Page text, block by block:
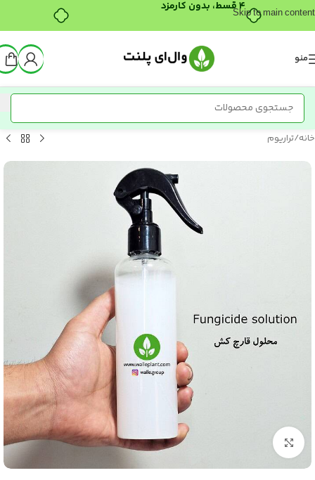
۴ قسط، بدون کارمزد
Skip to main content
منو
خانه/تراریوم
بزرگنمایی تصویر